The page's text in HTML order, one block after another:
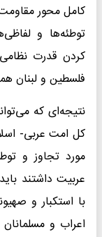
کامل محور
توطئه‌ها و
کردن قدرت
فلسطین و لبنان
نتیجه‌ای که
کل امت عربی-
مورد تجاوز و
عربیت داشتند
با استکبار و
اعراب و